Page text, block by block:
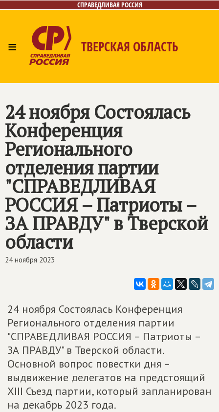
СПРАВЕДЛИВАЯ РОССИЯ
≡ ТВЕРСКАЯ ОБЛАСТЬ
Контакты
24 ноября Состоялась
Конференция
Регионального
отделения партии
"СПРАВЕДЛИВАЯ
РОССИЯ – Патриоты –
ЗА ПРАВДУ" в Тверской
области
24 ноября 2023
24 ноября Состоялась Конференция
Регионального отделения партии
"СПРАВЕДЛИВАЯ РОССИЯ – Патриоты –
ЗА ПРАВДУ" в Тверской области.
Основной вопрос повестки дня –
выдвижение делегатов на предстоящий
XIII Съезд партии, который запланирован
на декабрь 2023 года.